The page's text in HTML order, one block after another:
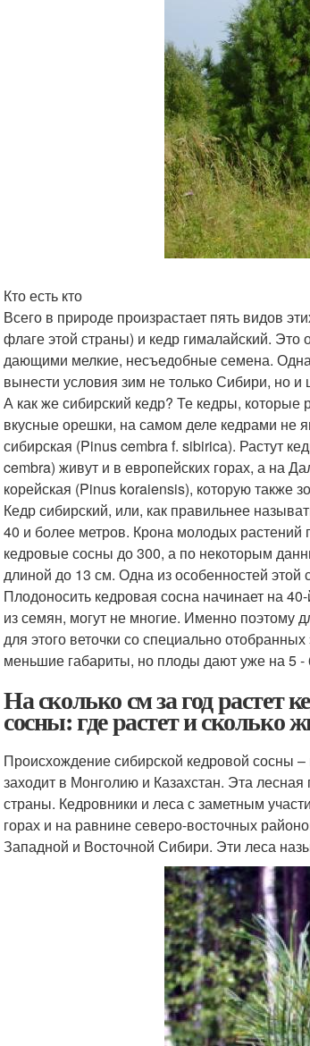
Кто есть кто
Всего в природе произрастает пять видов
флаге этой страны) и кедр гималайский.
дающими мелкие, несъедобные семена.
вынести условия зим не только Сибири, но и
А как же сибирский кедр? Те кедры,
вкусные орешки, на самом деле кедрами не
сибирская (Pinus cembra f. sibirica). Растут
cembra) живут и в европейских горах, а на
корейская (Pinus koraiensis), которую также
Кедр сибирский, или, как правильнее
40 и более метров. Крона молодых
кедровые сосны до 300, а по некоторым
длиной до 13 см. Одна из особенностей этой
Плодоносить кедровая сосна начинает на
из семян, могут не многие. Именно поэтому
для этого веточки со специально
меньшие габариты, но плоды дают уже на 5 -
На сколько см за год растет
сосны: где растет и сколько
Происхождение сибирской кедровой сосны
заходит в Монголию и Казахстан. Эта
страны. Кедровники и леса с заметным
горах и на равнине северо-восточных
Западной и Восточной Сибири. Эти леса